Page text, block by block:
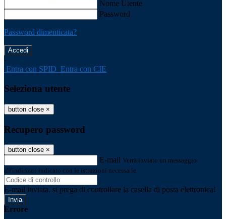
Nome Utente
Password
Password dimenticata?
-
Entra con SPID Entra con CIE
Seleziona utente
button close ×
Recupero password
button close ×
E-mail Verrà inviato un messaggio
all'indirizzo indicato con le istruzioni necessarie.
E-mail inviata, si prega di controllare la casella di posta elettronica!
Errore